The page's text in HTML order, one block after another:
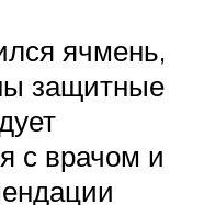
ячмень,
защитные
с врачом и